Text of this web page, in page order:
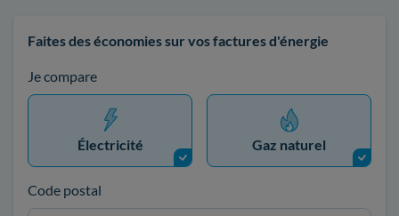
Faites des économies sur vos factures d'énergie
Je compare
Électricité Gaz naturel
Code postal